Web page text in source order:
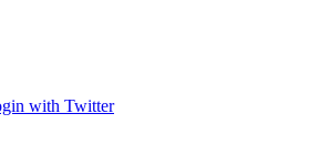
with Twitter